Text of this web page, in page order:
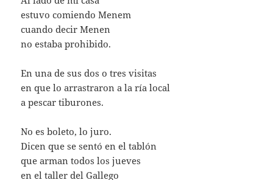
estuvo comiendo Menem
cuando decir Menen
no estaba prohibido.
En una de sus dos o tres visitas
en que lo arrastraron a la ría local
a pescar tiburones.
No es boleto, lo juro.
Dicen que se sentó en el tablón
que arman todos los jueves
en el taller del Gallego